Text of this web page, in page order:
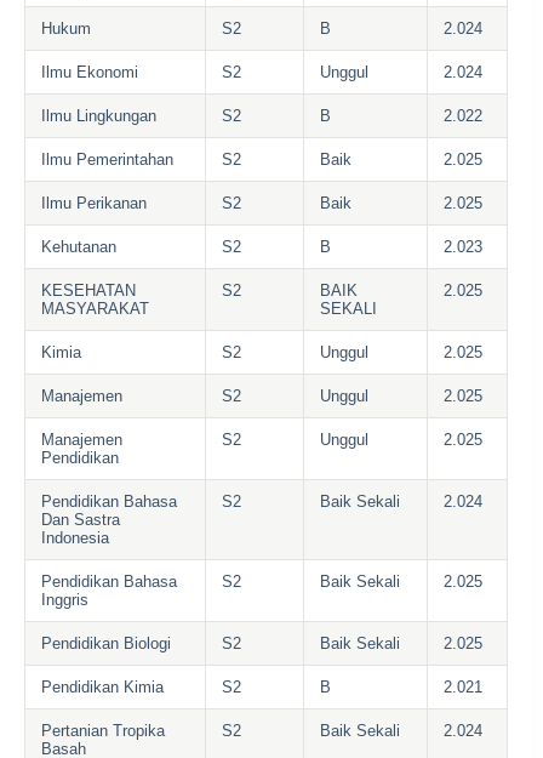
Hukum S2 B 2.024
Ilmu Ekonomi S2 Unggul 2.024
Ilmu Lingkungan S2 B 2.022
Ilmu Pemerintahan S2 Baik 2.025
Ilmu Perikanan S2 Baik 2.025
Kehutanan S2 B 2.023
KESEHATAN
MASYARAKAT
S2
BAIK
SEKALI
2.025
Kimia S2 Unggul 2.025
Manajemen S2 Unggul 2.025
Manajemen
Pendidikan
S2 Unggul 2.025
Pendidikan Bahasa
Dan Sastra
Indonesia
S2 Baik Sekali 2.024
Pendidikan Bahasa
Inggris
S2 Baik Sekali 2.025
Pendidikan Biologi S2 Baik Sekali 2.025
Pendidikan Kimia S2 B 2.021
Pertanian Tropika
Basah
S2 Baik Sekali 2.024